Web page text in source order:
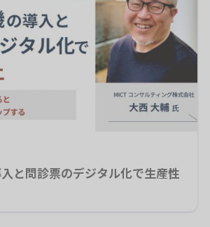
と問診票のデジタル化で生産性